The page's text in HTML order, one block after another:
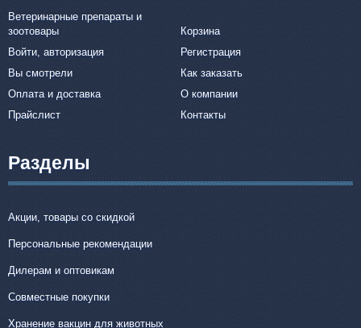
Ветеринарные препараты и
зоотовары
Корзина
Войти, авторизация
Регистрация
Вы смотрели
Как заказать
Оплата и доставка
О компании
Прайслист
Контакты
Разделы
Акции, товары со скидкой
Персональные рекомендации
Дилерам и оптовикам
Совместные покупки
Хранение вакцин для животных